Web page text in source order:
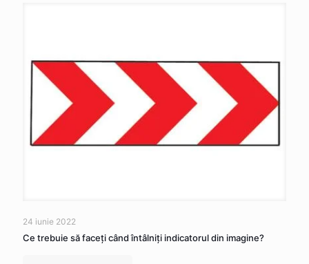
24 iunie 2022
Ce trebuie să faceţi când întâlniţi indicatorul din imagine?